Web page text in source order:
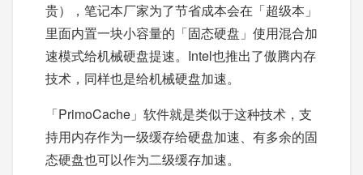
贵），笔记本厂家为了节省成本会在「超级本」
里面内置一块小容量的「固态硬盘」使用混合加
速模式给机械硬盘提速。Intel也推出了傲腾内存
技术，同样也是给机械硬盘加速。
「PrimoCache」软件就是类似于这种技术，支
持用内存作为一级缓存给硬盘加速、有多余的固
态硬盘也可以作为二级缓存加速。